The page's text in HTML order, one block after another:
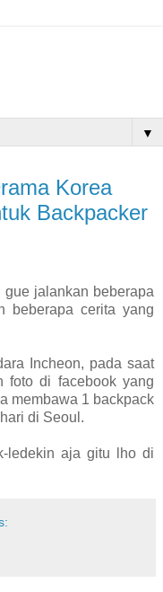
▼
Korea
Backpacker
gue jalankan beberapa
beberapa cerita yang
Incheon, pada saat
foto di facebook yang
membawa 1 backpack
di Seoul.
ledekin aja gitu lho di